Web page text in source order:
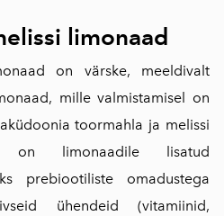
limonaad
on värske, meeldivalt
mille valmistamisel on
toormahla ja melissi
on limonaadile lisatud
prebiootiliste omadustega
ühendeid (vitamiinid,